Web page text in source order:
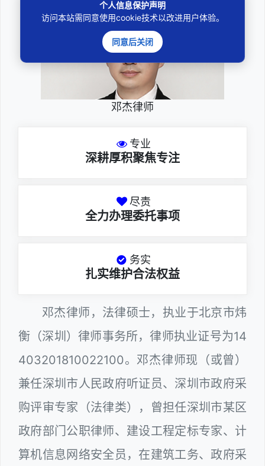
邓杰律师
专业
深耕厚积聚焦专注
尽责
全力办理委托事项
务实
扎实维护合法权益
邓杰律师，法律硕士，执业于北京市炜
衡（深圳）律师事务所，律师执业证号为14
403201810022100。邓杰律师现（或曾）
兼任深圳市人民政府听证员、深圳市政府采
购评审专家（法律类），曾担任深圳市某区
政府部门公职律师、建设工程定标专家、计
算机信息网络安全员，在建筑工务、政府采
个人信息保护声明
访问本站需同意使用cookie技术以改进用户体验。
同意后关闭